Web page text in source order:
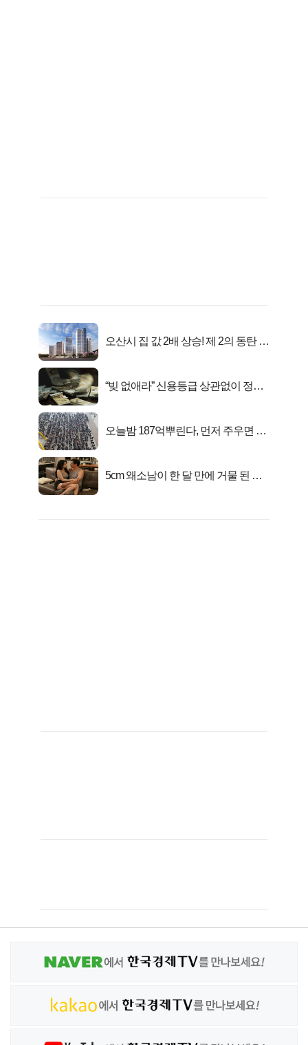
오산시 집 값 2배 상승! 제 2의 동탄 신
“빚 없애라” 신용등급 상관없이 정부
오늘밤 187억뿌린다, 먼저 주우면 최
5cm 왜소남이 한 달 만에 거물 된 사